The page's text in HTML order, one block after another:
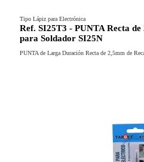
Tipo Lápiz para Electrónica
Ref. SI25T3 - PUNTA Recta
para Soldador SI25N
PUNTA de Larga Duración Recta de 2,5mm de